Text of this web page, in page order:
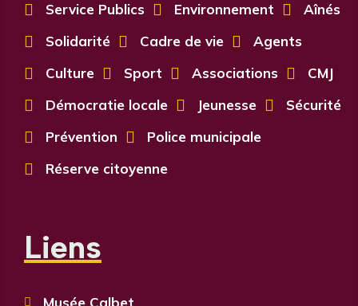
 Service Publics  Environnement  Aînés
 Solidarité  Cadre de vie  Agents
 Culture  Sport  Associations  CMJ
 Démocratie locale  Jeunesse  Sécurité
 Prévention  Police municipale
 Réserve citoyenne
Liens
 Musée Calbet